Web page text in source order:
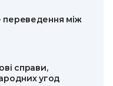
між
справи,
угод